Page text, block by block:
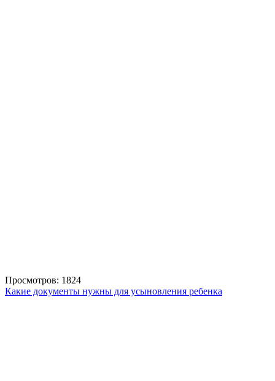
Просмотров: 1824
Какие документы нужны для усыновления ребенка